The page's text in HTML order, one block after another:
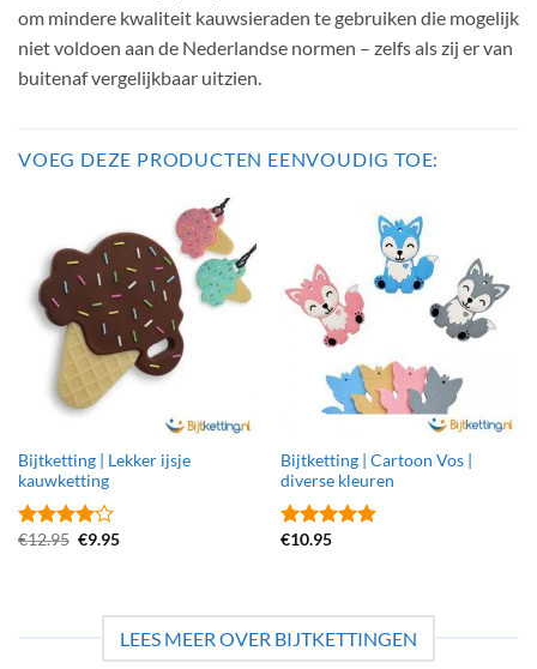
om mindere kwaliteit kauwsieraden te gebruiken die mogelijk
niet voldoen aan de Nederlandse normen – zelfs als zij er van
buitenaf vergelijkbaar uitzien.
VOEG DEZE PRODUCTEN EENVOUDIG TOE:
Bijtketting | Lekker ijsje
kauwketting
Gewaardeerd
€12.95 Oorspronkelijke
€9.95Huidige
Bijtketting | Cartoon Vos |
diverse kleuren
Gewaardeerd
€10.95
LEES MEER OVER BIJTKETTINGEN